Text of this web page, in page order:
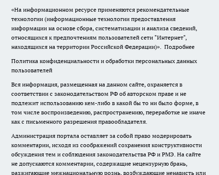
«На информационном ресурсе применяются рекомендательные
технологии (информационные технологии предоставления
информации на основе сбора, систематизации и анализа сведений,
относящихся к предпочтениям пользователей сети "Интернет",
находящихся на территории Российской Федерации)». Подробнее
Политика конфиденциальности и обработки персональных данных
пользователей
Вся информация, размещенная на данном сайте, охраняется в
соответствии с законодательством РФ об авторском праве и не
подлежит использованию кем-либо в какой бы то ни было форме, в
том числе воспроизведению, распространению, переработке не иначе
как с письменного разрешения правообладателя.
Администрация портала оставляет за собой право модерировать
комментарии, исходя из соображений сохранения конструктивности
обсуждения тем и соблюдения законодательства РФ и РМЭ. На сайте
не допускаются комментарии, содержащие нецензурную брань,
разжигающие межнациональную рознь, возбуждающие ненависть или